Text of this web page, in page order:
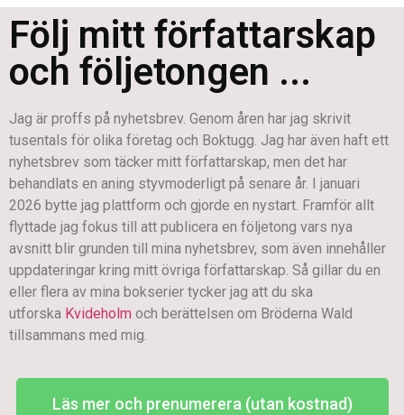
Följ mitt författarskap
och följetongen ...
Jag är proffs på nyhetsbrev. Genom åren har jag skrivit
tusentals för olika företag och Boktugg. Jag har även haft ett
nyhetsbrev som täcker mitt författarskap, men det har
behandlats en aning styvmoderligt på senare år. I januari
2026 bytte jag plattform och gjorde en nystart. Framför allt
flyttade jag fokus till att publicera en följetong vars nya
avsnitt blir grunden till mina nyhetsbrev, som även innehåller
uppdateringar kring mitt övriga författarskap. Så gillar du en
eller flera av mina bokserier tycker jag att du ska
utforska Kvideholm och berättelsen om Bröderna Wald
tillsammans med mig.
Läs mer och prenumerera (utan kostnad)